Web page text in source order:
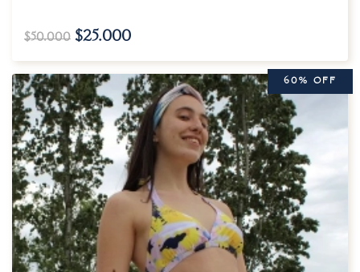
$50.000 $25.000
60% OFF